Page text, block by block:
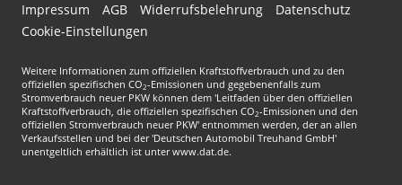
Impressum AGB Widerrufsbelehrung
Datenschutz
Cookie-Einstellungen
Weitere Informationen zum offiziellen Kraftstoffverbrauch und zu den
offiziellen spezifischen CO2-Emissionen und gegebenenfalls zum
Stromverbrauch neuer PKW können dem 'Leitfaden über den offiziellen
Kraftstoffverbrauch, die offiziellen spezifischen CO2-Emissionen und den
offiziellen Stromverbrauch neuer PKW' entnommen werden, der an allen
Verkaufsstellen und bei der 'Deutschen Automobil Treuhand GmbH'
unentgeltlich erhältlich ist unter www.dat.de.